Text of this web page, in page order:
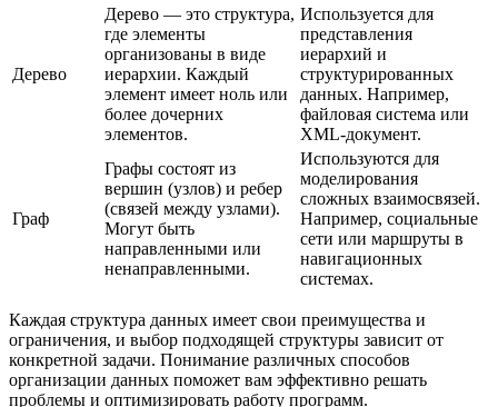
Дерево
Дерево — это структура,
где элементы
организованы в виде
иерархии. Каждый
элемент имеет ноль или
более дочерних
элементов.
Используется для
представления
иерархий и
структурированных
данных. Например,
файловая система или
XML-документ.
Граф
Графы состоят из
вершин (узлов) и ребер
(связей между узлами).
Могут быть
направленными или
ненаправленными.
Используются для
моделирования
сложных взаимосвязей.
Например, социальные
сети или маршруты в
навигационных
системах.
Каждая структура данных имеет свои преимущества и
ограничения, и выбор подходящей структуры зависит от
конкретной задачи. Понимание различных способов
организации данных поможет вам эффективно решать
проблемы и оптимизировать работу программ.